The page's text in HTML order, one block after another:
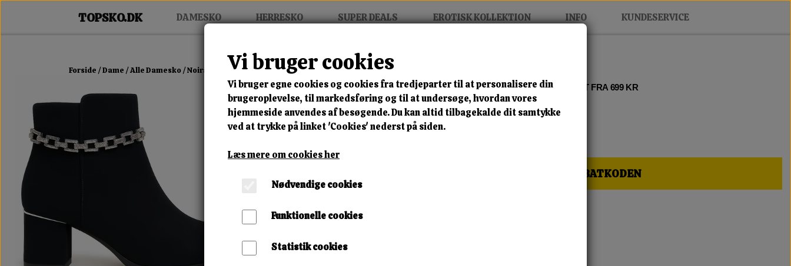
DAMESKO HERRESKO SUPER DEALS EROTISK KOLLEKTION INFO KUNDESERVICE
Forside Dame Alle Damesko Noira Chain Heel Boot
MIX FRIT • KØB 3 BETAL FOR 2 • FRI FRAGT FRA 699 KR
Noira Chain Heel Boot
🎁 SPAR 10 % – KLIK HER OG FÅ RABATKODEN
350,00 kr.
37 38
Vi bruger cookies
Vi bruger egne cookies og cookies fra tredjeparter til at personalisere din
brugeroplevelse, til markedsføring og til at undersøge, hvordan vores
hjemmeside anvendes af besøgende. Du kan altid tilbagekalde dit samtykke
ved at trykke på linket 'Cookies' nederst på siden.
Læs mere om cookies her
Nødvendige cookies
Funktionelle cookies
Statistik cookies